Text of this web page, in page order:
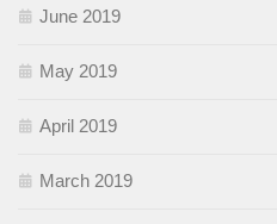
June 2019
May 2019
April 2019
March 2019